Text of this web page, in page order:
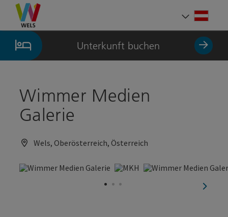
Zum Inhalt
Zur Navigation
Zum Seitenanfang
Unterkunft buchen
Wimmer Medien
Galerie
Wels, Oberösterreich, Österreich